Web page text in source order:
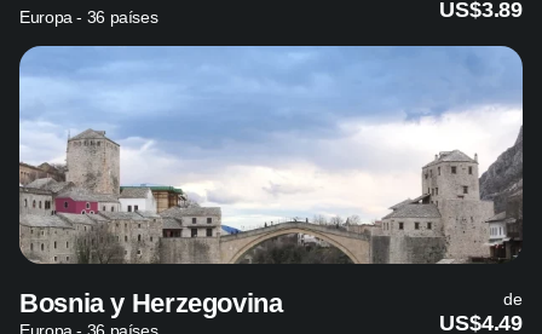
Europa - 36 países US$3.89
Bosnia y Herzegovina de
US$4.49